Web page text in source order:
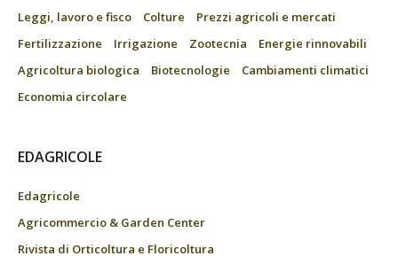
Leggi, lavoro e fisco
Colture
Prezzi agricoli e mercati
Fertilizzazione
Irrigazione Zootecnia
Energie rinnovabili
Agricoltura biologica
Biotecnologie
Cambiamenti climatici
Economia circolare
EDAGRICOLE
Edagricole
Agricommercio & Garden Center
Rivista di Orticoltura e Floricoltura